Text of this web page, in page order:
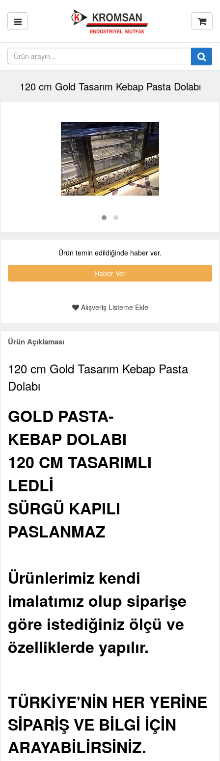
120 cm Gold Tasarım Kebap Pasta Dolabı
Ürün temin edildiğinde haber ver.
Haber Ver
Alışveriş Listeme Ekle
Ürün Açıklaması
120 cm Gold Tasarım Kebap Pasta
Dolabı
GOLD PASTA-
KEBAP DOLABI
120 CM TASARIMLI
LEDLİ
SÜRGÜ KAPILI
PASLANMAZ
Ürünlerimiz kendi
imalatımız olup siparişe
göre istediğiniz ölçü ve
özelliklerde yapılır.
TÜRKİYE'NİN HER YERİNE
SİPARİŞ VE BİLGİ İÇİN
ARAYABİLİRSİNİZ.